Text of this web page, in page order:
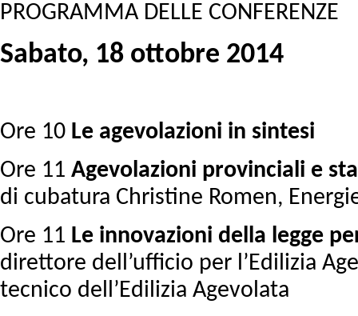
PROGRAMMA DELLE CONFERENZE
Sabato, 18 ottobre 2014
Ore 10 Le agevolazioni in sintesi
Ore 11 Agevolazioni provinciali e
di cubatura Christine Romen,
Ore 11 Le innovazioni della legge
direttore dell’ufficio per l’Edilizia
tecnico dell’Edilizia Agevolata